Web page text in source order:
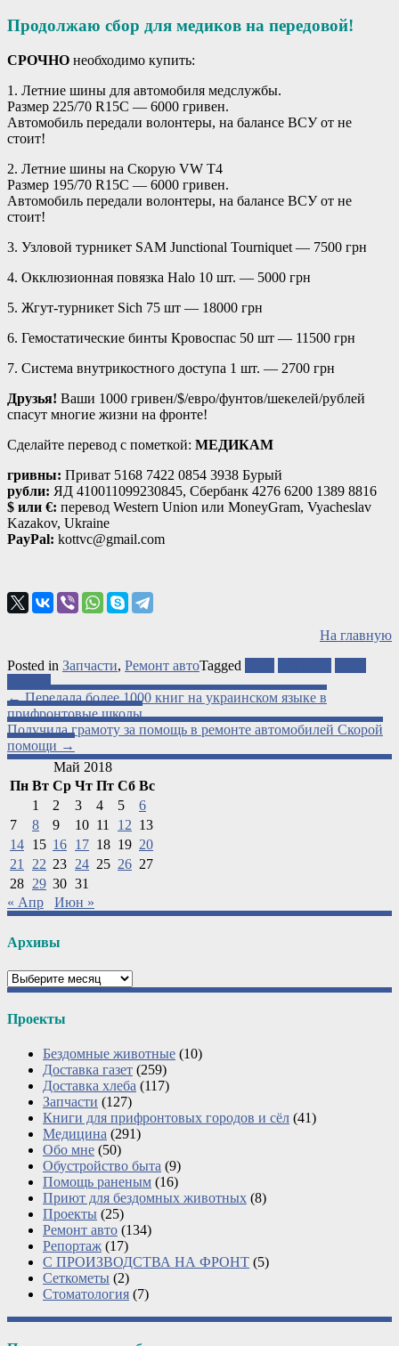
Продолжаю сбор для медиков на передовой!
СРОЧНО необходимо купить:
1. Летние шины для автомобиля медслужбы.
Размер 225/70 R15C — 6000 гривен.
Автомобиль передали волонтеры, на балансе ВСУ от не
стоит!
2. Летние шины на Скорую VW T4
Размер 195/70 R15C — 6000 гривен.
Автомобиль передали волонтеры, на балансе ВСУ от не
стоит!
3. Узловой турникет SAM Junctional Tourniquet — 7500 грн
4️. Окклюзионная повязка Halo 10 шт. — 5000 грн
5️. Жгут-турникет Sich 75 шт — 18000 грн
6️. Гемостатические бинты Кровоспас 50 шт — 11500 грн
7. Система внутрикостного доступа 1 шт. — 2700 грн
Друзья! Ваши 1000 гривен/$/евро/фунтов/шекелей/рублей
спасут многие жизни на фронте!
Сделайте перевод с пометкой: МЕДИКАМ
гривны: Приват 5168 7422 0854 3938 Бурый
рубли: ЯД 410011099230845, Сбербанк 4276 6200 1389 8816
$ или €: перевод Western Union или MoneyGram, Vyacheslav
Kazakov, Ukraine
PayPal: kottvc@gmail.com
На главную
Posted in Запчасти, Ремонт автоTagged
Post
navigation
←Передала более 1000 книг на украинском языке в
прифронтовые школы
Получила грамоту за помощь в ремонте автомобилей Скорой
помощи →
Май 2018
Пн Вт Ср Чт Пт Сб Вс
1
2 3 4 5
6
7
8 9 10 11 12 13
14 15 16 17 18 19 20
21
22 23 24 25 26 27
28 29 30 31
« Апр
Июн »
Архивы
Архивы
Проекты
Бездомные животные (10)
Доставка газет (259)
Доставка хлеба (117)
Запчасти (127)
Книги для прифронтовых городов и сёл (41)
Медицина (291)
Обо мне (50)
Обустройство быта (9)
Помощь раненым (16)
Приют для бездомных животных (8)
Проекты (25)
Ремонт авто (134)
Репортаж (17)
С ПРОИЗВОДСТВА НА ФРОНТ (5)
Сеткометы (2)
Стоматология (7)